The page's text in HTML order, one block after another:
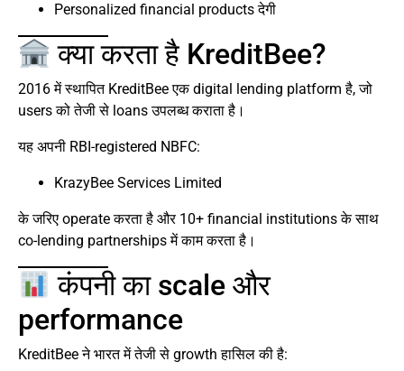
Personalized financial products देगी
क्या करता है KreditBee?
2016 में स्थापित KreditBee एक digital lending platform है, जो
users को तेजी से loans उपलब्ध कराता है।
यह अपनी RBI-registered NBFC:
KrazyBee Services Limited
के जरिए operate करता है और 10+ financial institutions के साथ
co-lending partnerships में काम करता है।
कंपनी का scale और
performance
KreditBee ने भारत में तेजी से growth हासिल की है: